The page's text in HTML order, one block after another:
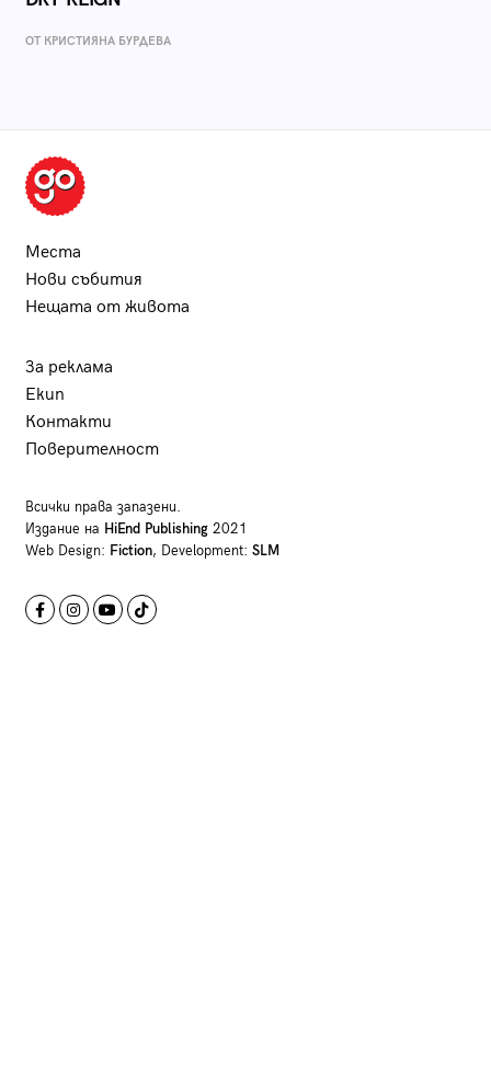
ОТ КРИСТИЯНА БУРДЕВА
Места
Нови събития
Нещата от живота
За реклама
Екип
Контакти
Поверителност
Всички права запазени.
Издание на HiEnd Publishing2021
Web Design: Fiction, Development: SLM